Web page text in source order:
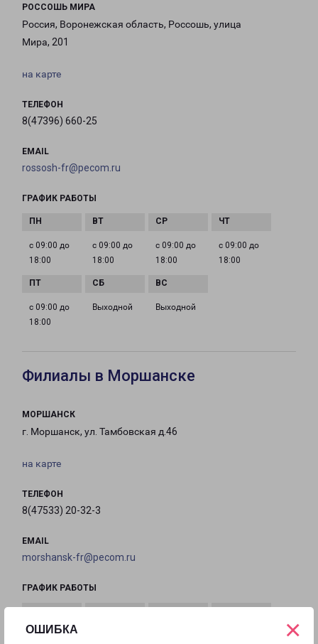
ОШИБКА ×
РОССОШЬ МИРА
Россия, Воронежская область, Россошь, улица
Мира, 201
на карте
ТЕЛЕФОН
8(47396) 660-25
EMAIL
rossosh-fr@pecom.ru
ГРАФИК РАБОТЫ
с 09:00 до
18:00
с 09:00 до
18:00
с 09:00 до
18:00
с 09:00 до
18:00
с 09:00 до
18:00
Выходной Выходной
Филиалы в Моршанске
МОРШАНСК
г. Моршанск, ул. Тамбовская д.46
на карте
ТЕЛЕФОН
8(47533) 20-32-3
EMAIL
morshansk-fr@pecom.ru
ГРАФИК РАБОТЫ
с 09:00 до